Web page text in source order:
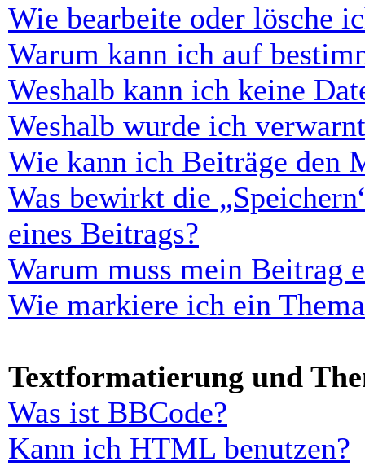
Wie bearbeite oder lösche
Warum kann ich auf
Weshalb kann ich keine
Weshalb wurde ich
Wie kann ich Beiträge den
Was bewirkt die
eines Beitrags?
Warum muss mein Beitrag
Wie markiere ich ein
Textformatierung und
Was ist BBCode?
Kann ich HTML benutzen?